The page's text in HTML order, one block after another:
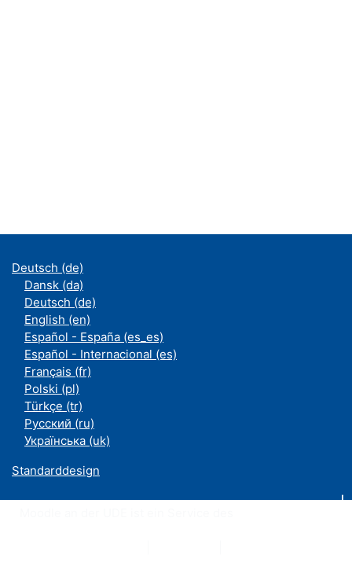
Deutsch ‎(de)‎
Dansk ‎(da)‎
Deutsch ‎(de)‎
English ‎(en)‎
Español - España ‎(es_es)‎
Español - Internacional ‎(es)‎
Français ‎(fr)‎
Polski ‎(pl)‎
Türkçe ‎(tr)‎
Русский ‎(ru)‎
Українська ‎(uk)‎
Standarddesign